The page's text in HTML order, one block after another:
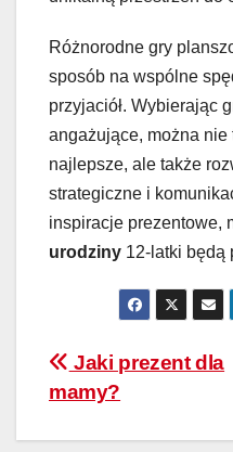
Różnorodne gry
sposób na wspólne
przyjaciół. Wybierając
angażujące, można
najlepsze, ale także
strategiczne i
inspiracje prezentowe,
urodziny 12-latki będą
Nawigacja
wpisu
Jaki prezent dla
mamy?